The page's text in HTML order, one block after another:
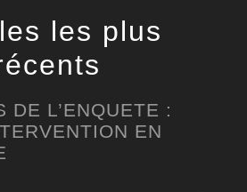
les plus
DE L’ENQUETE :
EN